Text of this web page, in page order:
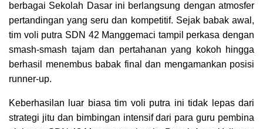
berbagai Sekolah Dasar ini berlangsung dengan atmosfer
pertandingan yang seru dan kompetitif. Sejak babak awal,
tim voli putra SDN 42 Manggemaci tampil perkasa dengan
smash-smash tajam dan pertahanan yang kokoh hingga
berhasil menembus babak final dan mengamankan posisi
runner-up.
Keberhasilan luar biasa tim voli putra ini tidak lepas dari
strategi jitu dan bimbingan intensif dari para guru pembina